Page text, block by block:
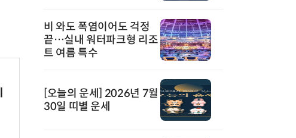
비 와도 폭염이어도 걱정
끝…실내 워터파크형 리조
트 여름 특수
[오늘의 운세] 2026년 7월
30일 띠별 운세